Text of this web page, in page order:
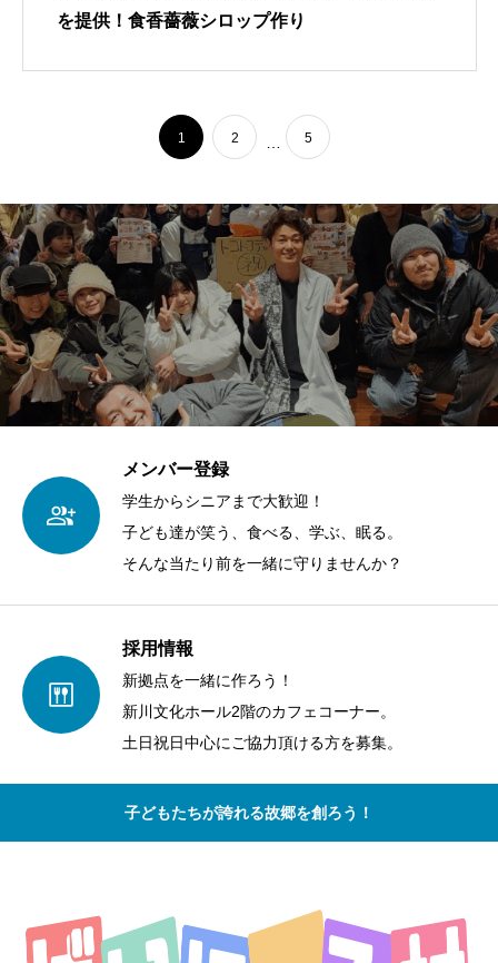
を提供！食香薔薇シロップ作り
1 2 5
メンバー登録
学生からシニアまで大歓迎！
子ども達が笑う、食べる、学ぶ、眠る。
そんな当たり前を一緒に守りませんか？
採用情報
新拠点を一緒に作ろう！
新川文化ホール2階のカフェコーナー。
土日祝日中心にご協力頂ける方を募集。
子どもたちが誇れる故郷を創ろう！